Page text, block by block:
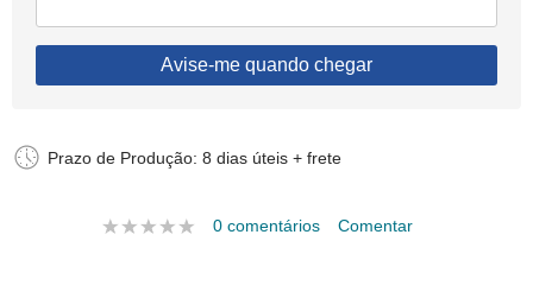
Avise-me quando chegar
Prazo de Produção: 8 dias úteis + frete
0 comentários Comentar